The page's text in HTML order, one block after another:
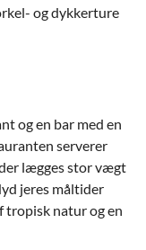
og dykkerture
og en bar med en
serverer
lægges stor vægt
jeres måltider
tropisk natur og en